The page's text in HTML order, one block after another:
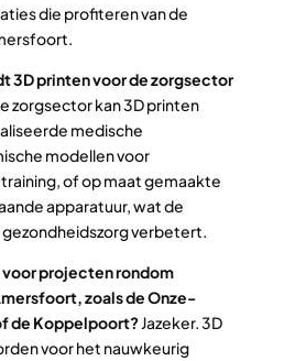
die profiteren van de
3D printen voor de zorgsector
zorgsector kan 3D printen
medische
modellen voor
of op maat gemaakte
apparatuur, wat de
verbetert.
projecten rondom
zoals de Onze-
de Koppelpoort?Jazeker. 3D
voor het nauwkeurig